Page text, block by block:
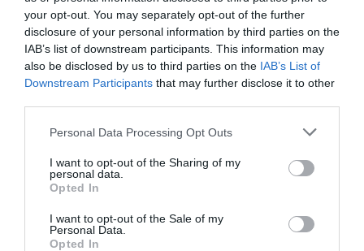
your opt-out. You may separately opt-out of the further
disclosure of your personal information by third parties on the
IAB’s list of downstream participants. This information may
also be disclosed by us to third parties on the IAB’s List of
Downstream Participants that may further disclose it to other
Please note that this website/app uses one or more Google
not limited to your visit or usage behaviour. You may click to
grant or deny consent to Google and its third-party tags to
use your data for below specified purposes in below Google
consent section.
Personal Data Processing Opt Outs
I want to opt-out of the Sharing of my
personal data.
Opted In
I want to opt-out of the Sale of my
Personal Data.
Opted In
YOU MAY ALSO LIKE